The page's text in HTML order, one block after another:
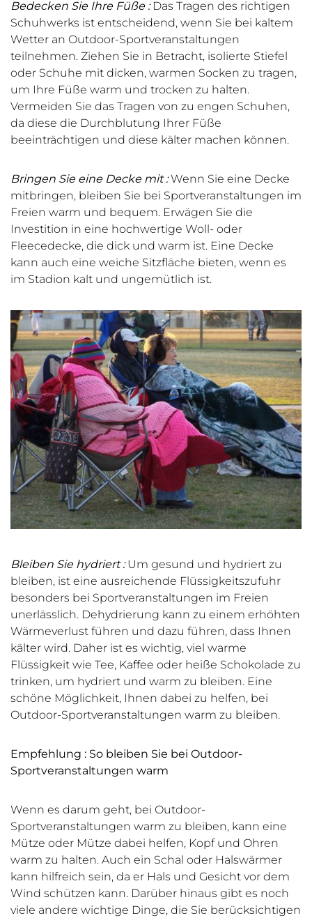
Bedecken Sie Ihre Füße :Das Tragen des richtigen
Schuhwerks ist entscheidend, wenn Sie bei kaltem
Wetter an Outdoor-Sportveranstaltungen
teilnehmen. Ziehen Sie in Betracht, isolierte Stiefel
oder Schuhe mit dicken, warmen Socken zu tragen,
um Ihre Füße warm und trocken zu halten.
Vermeiden Sie das Tragen von zu engen Schuhen,
da diese die Durchblutung Ihrer Füße
beeinträchtigen und diese kälter machen können.
Bringen Sie eine Decke mit :Wenn Sie eine Decke
mitbringen, bleiben Sie bei Sportveranstaltungen im
Freien warm und bequem. Erwägen Sie die
Investition in eine hochwertige Woll- oder
Fleecedecke, die dick und warm ist. Eine Decke
kann auch eine weiche Sitzfläche bieten, wenn es
im Stadion kalt und ungemütlich ist.
Bleiben Sie hydriert : Um gesund und hydriert zu
bleiben, ist eine ausreichende Flüssigkeitszufuhr
besonders bei Sportveranstaltungen im Freien
unerlässlich. Dehydrierung kann zu einem erhöhten
Wärmeverlust führen und dazu führen, dass Ihnen
kälter wird. Daher ist es wichtig, viel warme
Flüssigkeit wie Tee, Kaffee oder heiße Schokolade zu
trinken, um hydriert und warm zu bleiben. Eine
schöne Möglichkeit, Ihnen dabei zu helfen, bei
Outdoor-Sportveranstaltungen warm zu bleiben.
Empfehlung : So bleiben Sie bei Outdoor-
Sportveranstaltungen warm
Wenn es darum geht, bei Outdoor-
Sportveranstaltungen warm zu bleiben, kann eine
Mütze oder Mütze dabei helfen, Kopf und Ohren
warm zu halten. Auch ein Schal oder Halswärmer
kann hilfreich sein, da er Hals und Gesicht vor dem
Wind schützen kann. Darüber hinaus gibt es noch
viele andere wichtige Dinge, die Sie berücksichtigen